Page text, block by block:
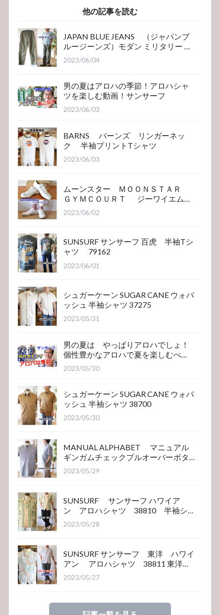
BR12247
他の記事を読む
JAPAN BLUE JEANS （ジャパンブ
ルージーンズ）モダン ミリタリー ベ
イカーパンツ
2023/06/04
男の夏はアロハの季節！アロハシャ
ツを楽しむ動画！サンサーフ
2023/06/03
BARNS バーンズ リンガーネッ
ク 半袖プリントTシャツ
2023/06/03
ムーンスター ＭＯＯＮＳＴＡＲ
ＧＹＭＣＯＵＲＴ ジーワイエム
コート
2023/06/02
SUNSURF サンサーフ 百虎 半袖Tシ
ャツ 79162
2023/06/01
シュガーケーン SUGAR CANE ウォバ
ッシュ 半袖シャツ 37275
2023/05/31
男の夏は やっぱりアロハでしょ！
個性豊かなアロハで夏を楽しむべ
き！サンサーフ
2023/05/30
シュガーケーン SUGAR CANE ウォバ
ッシュ 半袖シャツ 38700
2023/05/30
MANUAL ALPHABET マニュアル
ギンガムチェックプルオーバーボタ
ンダウンシャツ
2023/05/29
SUNSURF サンサーフ ハワイア
ン アロハシャツ 38810 半袖シ
ャツ
2023/05/28
SUNSURF サンサーフ 東洋 ハワイ
アン アロハシャツ 38811 東洋エ
ンタープライズ
2023/05/27